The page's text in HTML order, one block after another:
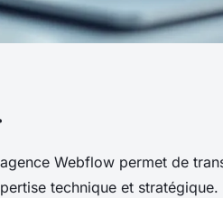
Webflow permet de
technique et stratégique.